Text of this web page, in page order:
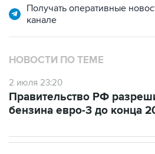
Получать оперативные
канале
НОВОСТИ ПО ТЕМЕ
2 июля 23:20
Правительство РФ
бензина евро-3 до конца